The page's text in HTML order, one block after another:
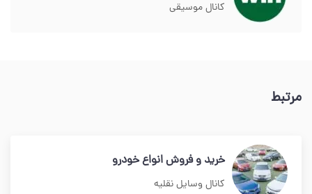
کانال موسیقی
مرتبط
خرید و فروش انواع خودرو
کانال وسایل نقلیه